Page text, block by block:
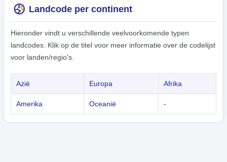
Landcode per continent
Hieronder vindt u verschillende veelvoorkomende typen
landcodes. Klik op de titel voor meer informatie over de codelijst
voor landen/regio's.
Azië Europa Afrika
Amerika Oceanië -